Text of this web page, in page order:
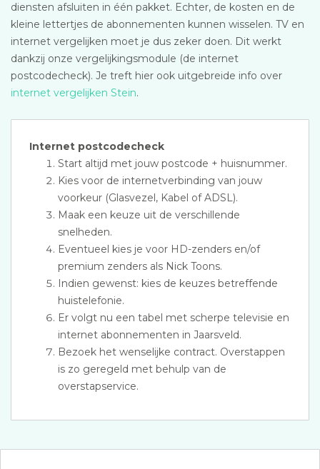
diensten afsluiten in één pakket. Echter, de kosten en de
kleine lettertjes de abonnementen kunnen wisselen. TV en
internet vergelijken moet je dus zeker doen. Dit werkt
dankzij onze vergelijkingsmodule (de internet
postcodecheck). Je treft hier ook uitgebreide info over
internet vergelijken Stein.
Internet postcodecheck
Start altijd met jouw postcode + huisnummer.
Kies voor de internetverbinding van jouw
voorkeur (Glasvezel, Kabel of ADSL).
Maak een keuze uit de verschillende
snelheden.
Eventueel kies je voor HD-zenders en/of
premium zenders als Nick Toons.
Indien gewenst: kies de keuzes betreffende
huistelefonie.
Er volgt nu een tabel met scherpe televisie en
internet abonnementen in Jaarsveld.
Bezoek het wenselijke contract. Overstappen
is zo geregeld met behulp van de
overstapservice.